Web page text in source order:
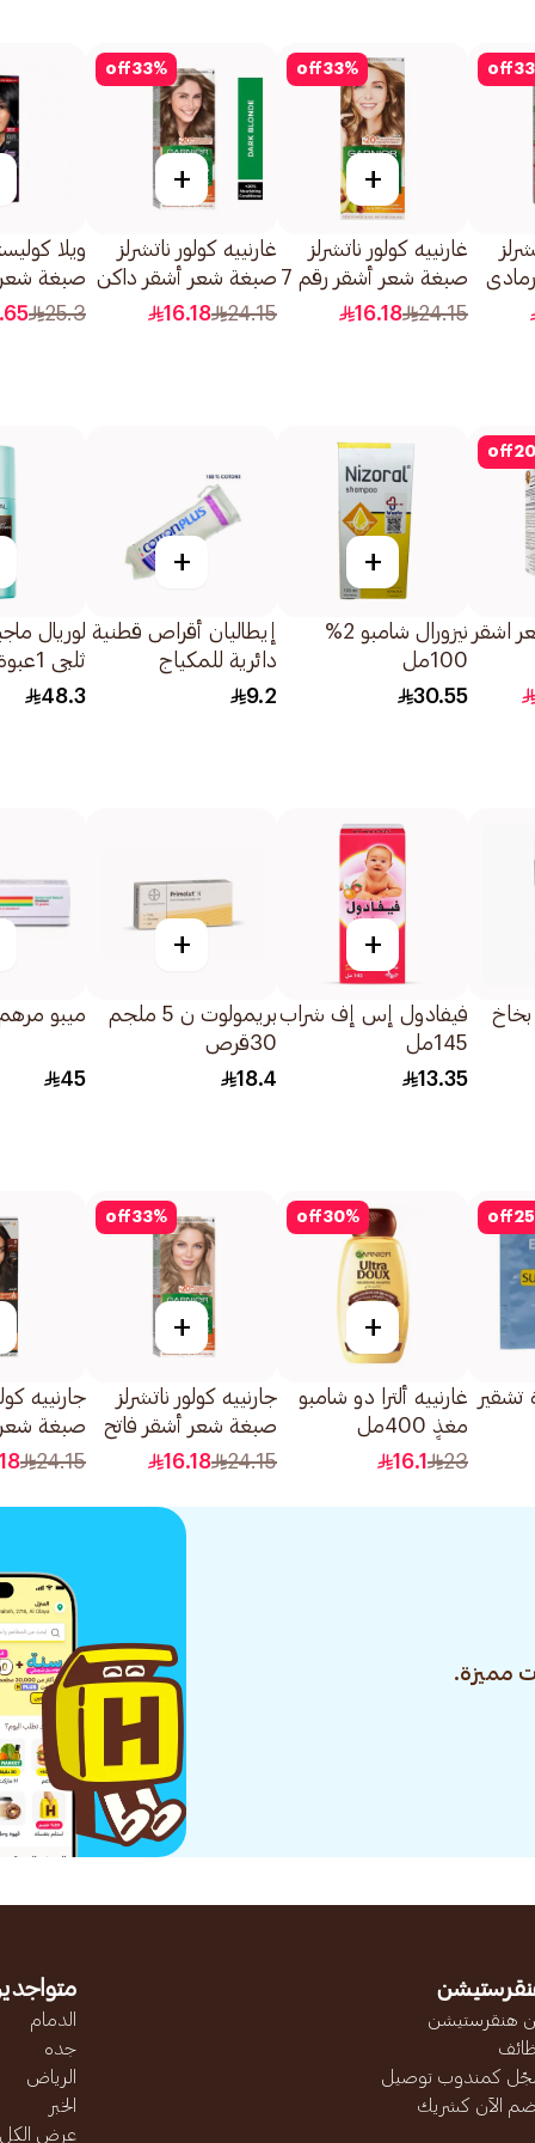
33
off
33%
off
+
غارنييه كولور ناتشرلز
صبغة شعر أشقر رقم 7
1قطعة
24.15
16.18
33%
off
+
غارنييه كولور ناتشرلز
صبغة شعر أشقر داكن
0.6 1قطعة
24.15
16.18
ويلا
صبغة
302/0 1قطعة
25.3
20
off
اشقر
+
نيزورال شامبو 2%
100مل
30.55
+
إيطاليان أقراص قطنية
دائرية للمكياج
80قطعة
9.2
لوريال
ثلجي 1عبوة
48.3
0.1% بخاخ
+
فيفادول إس إف شراب
145مل
13.35
+
بريمولوت ن 5 ملجم
30قرص
18.4
ميبو مرهم 15جرام
45
25
off
تشقير
30%
off
+
غارنييه ألترا دو شامبو
مغذٍ 400مل
23
16.1
33%
off
+
جارنييه كولور ناتشرلز
صبغة شعر أشقر فاتح
رمادي رقم 8.1 1قطعة
24.15
16.18
جارنييه
صبغة
رقم 3 1قطعة
24.15
مميزة.
هنقرستيشن
كمندوب توصيل
الآن كشريك
الدمام
جده
الرياض
الخبر
عرض